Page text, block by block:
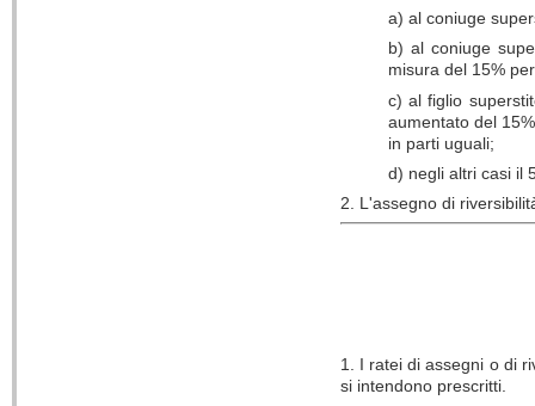
a) al coniuge
b) al coniuge
misura del 15%
c) al figlio
aumentato del
in parti uguali;
d) negli altri casi il
2. L'assegno di
1. I ratei di assegni o di
si intendono prescritti.